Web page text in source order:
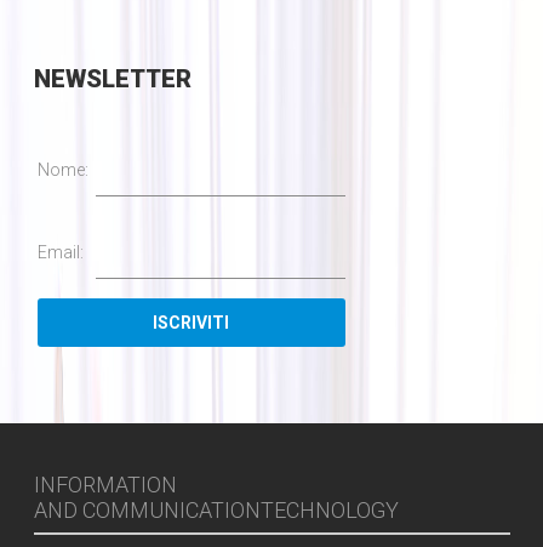
NEWSLETTER
Nome:
Email:
INFORMATION
AND COMMUNICATIONTECHNOLOGY